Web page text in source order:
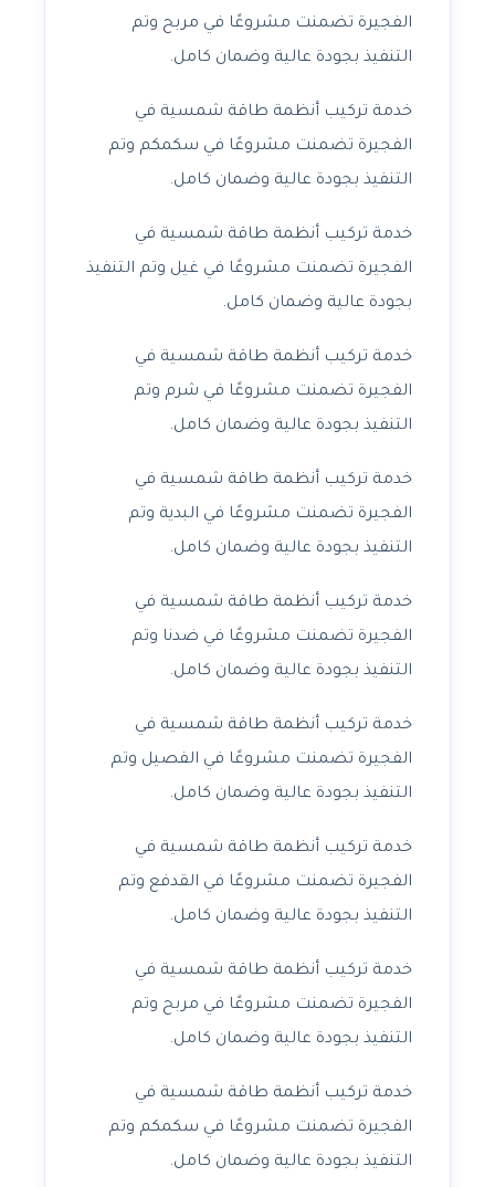
الفجيرة تضمنت مشروعًا في مربح وتم
التنفيذ بجودة عالية وضمان كامل.
خدمة تركيب أنظمة طاقة شمسية في
الفجيرة تضمنت مشروعًا في سكمكم وتم
التنفيذ بجودة عالية وضمان كامل.
خدمة تركيب أنظمة طاقة شمسية في
الفجيرة تضمنت مشروعًا في غيل وتم التنفيذ
بجودة عالية وضمان كامل.
خدمة تركيب أنظمة طاقة شمسية في
الفجيرة تضمنت مشروعًا في شرم وتم
التنفيذ بجودة عالية وضمان كامل.
خدمة تركيب أنظمة طاقة شمسية في
الفجيرة تضمنت مشروعًا في البدية وتم
التنفيذ بجودة عالية وضمان كامل.
خدمة تركيب أنظمة طاقة شمسية في
الفجيرة تضمنت مشروعًا في ضدنا وتم
التنفيذ بجودة عالية وضمان كامل.
خدمة تركيب أنظمة طاقة شمسية في
الفجيرة تضمنت مشروعًا في الفصيل وتم
التنفيذ بجودة عالية وضمان كامل.
خدمة تركيب أنظمة طاقة شمسية في
الفجيرة تضمنت مشروعًا في القدفع وتم
التنفيذ بجودة عالية وضمان كامل.
خدمة تركيب أنظمة طاقة شمسية في
الفجيرة تضمنت مشروعًا في مربح وتم
التنفيذ بجودة عالية وضمان كامل.
خدمة تركيب أنظمة طاقة شمسية في
الفجيرة تضمنت مشروعًا في سكمكم وتم
التنفيذ بجودة عالية وضمان كامل.